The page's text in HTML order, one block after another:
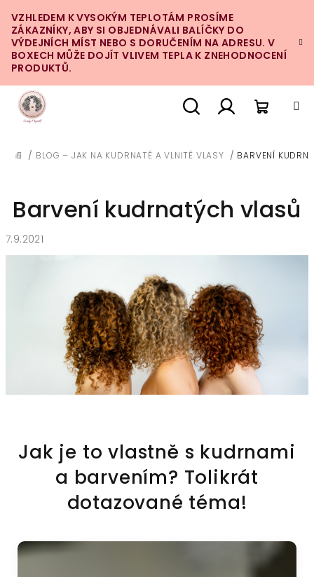
na
obsah
VZHLEDEM K VYSOKÝM TEPLOTÁM PROSÍME
ZÁKAZNÍKY, ABY SI OBJEDNÁVALI BALÍČKY DO
VÝDEJNÍCH MÍST NEBO S DORUČENÍM NA ADRESU. V
BOXECH MŮŽE DOJÍT VLIVEM TEPLA K ZNEHODNOCENÍ
PRODUKTŮ.
DOMŮ
/ BLOG – JAK NA KUDRNATÉ A VLNITÉ VLASY / BARVENÍ
Barvení kudrnatých vlasů
7.9.2021
Jak je to vlastně s kudrnami
a barvením? Tolikrát
dotazované téma!